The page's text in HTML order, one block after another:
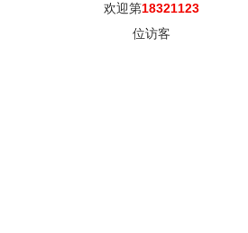
欢迎第18321123
位访客